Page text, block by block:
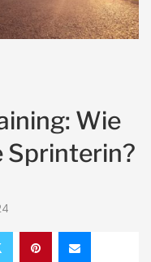
Wie
Sprinterin?